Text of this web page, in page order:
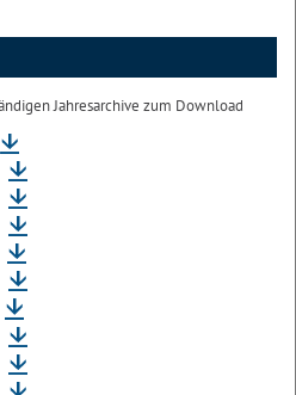
Jahresarchive zum Download